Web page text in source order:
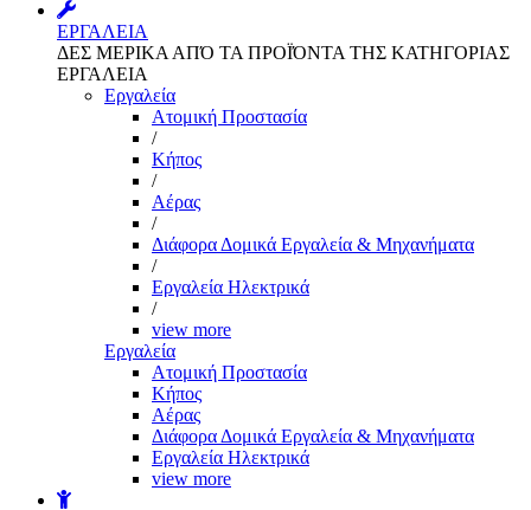
ΕΡΓΑΛΕΙΑ
ΔΕΣ ΜΕΡΙΚΑ ΑΠΌ ΤΑ ΠΡΟΪΌΝΤΑ ΤΗΣ ΚΑΤΗΓΟΡΙΑΣ
ΕΡΓΑΛΕΙΑ
Εργαλεία
Aτομική Προστασία
/
Kήπος
/
Αέρας
/
Διάφορα Δομικά Εργαλεία & Μηχανήματα
/
Εργαλεία Ηλεκτρικά
/
view more
Εργαλεία
Aτομική Προστασία
Kήπος
Αέρας
Διάφορα Δομικά Εργαλεία & Μηχανήματα
Εργαλεία Ηλεκτρικά
view more